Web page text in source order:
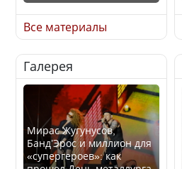
Казахстан возглавил
рейтинг благополучия
среди стран Центральной
Азии
Все материалы
Галерея
Мирас Жугунусов,
Банд’Эрос и миллион для
«супергероев»: как